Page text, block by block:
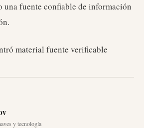
una fuente confiable de información
material fuente verificable
y tecnología